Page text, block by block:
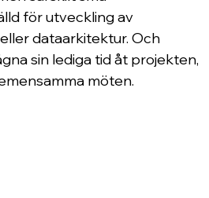
för utveckling av
dataarkitektur. Och
sin lediga tid åt projekten,
möten.